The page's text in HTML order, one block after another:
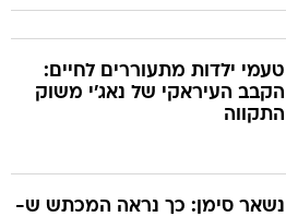
טעמי ילדות מתעוררים לחיים:
הקבב העיראקי של נאג׳י משוק
התקווה
נשאר סימן: כך נראה המכתש ש-